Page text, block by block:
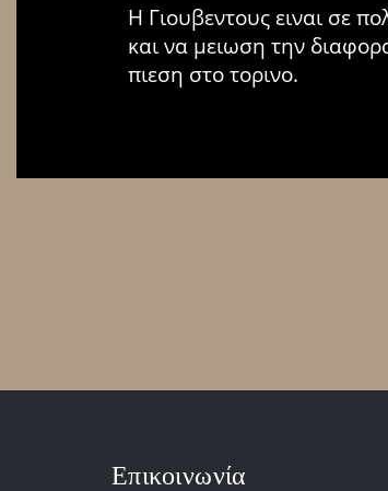
Η Γιουβεντους ειναι σε
και να μειωση την
πιεση στο τορινο.
Επικοινωνία